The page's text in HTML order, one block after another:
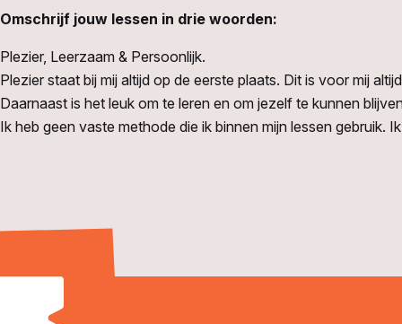
Omschrijf jouw lessen in drie woorden:
Plezier, Leerzaam & Persoonlijk.
Plezier staat bij mij altijd op de eerste plaats. Dit is voor mij
Daarnaast is het leuk om te leren en om jezelf te kunnen
Ik heb geen vaste methode die ik binnen mijn lessen gebruik.